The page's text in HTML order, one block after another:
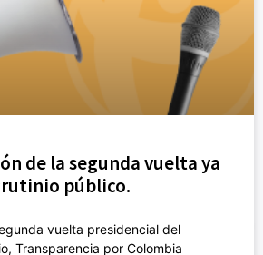
de la segunda vuelta ya
público.
vuelta presidencial del
Transparencia por Colombia